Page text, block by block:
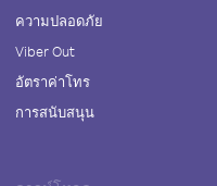
ความปลอดภัย
Viber Out
อัตราค่าโทร
การสนับสนุน